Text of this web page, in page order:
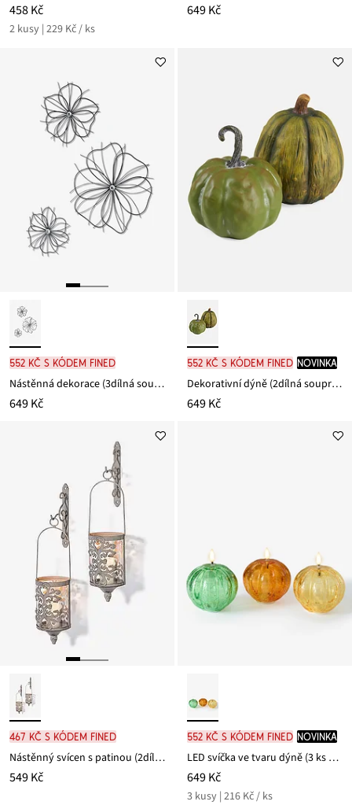
458 Kč
2 kusy | 229 Kč / ks
649 Kč
552 Kč s kódem FINED
Nástěnná dekorace (3dílná souprava)
649 Kč
552 Kč s kódem FINED novinka
Dekorativní dýně (2dílná souprava)
649 Kč
467 Kč s kódem FINED
Nástěnný svícen s patinou (2dílná souprava)
549 Kč
552 Kč s kódem FINED novinka
LED svíčka ve tvaru dýně (3 ks v balení)
649 Kč
3 kusy | 216 Kč / ks